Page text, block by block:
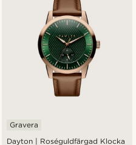
Dayton | Roséguldfärgad Klocka
Gravera